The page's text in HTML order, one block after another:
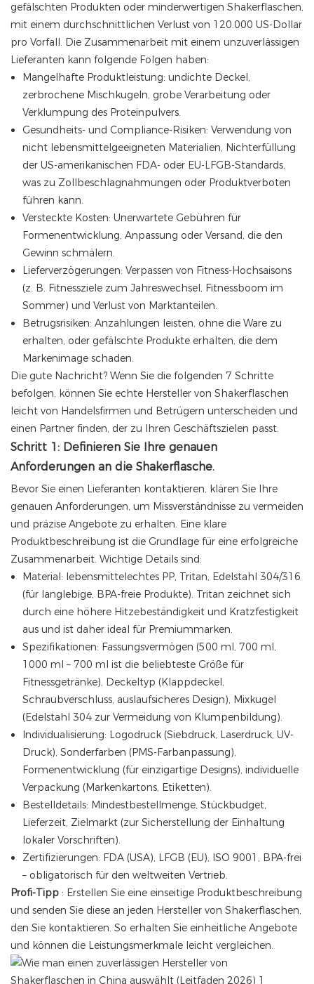
gefälschten Produkten oder minderwertigen Shakerflaschen,
mit einem durchschnittlichen Verlust von 120.000 US-Dollar
pro Vorfall. Die Zusammenarbeit mit einem unzuverlässigen
Lieferanten kann folgende Folgen haben:
Mangelhafte Produktleistung: undichte Deckel,
zerbrochene Mischkugeln, grobe Verarbeitung oder
Verklumpung des Proteinpulvers.
Gesundheits- und Compliance-Risiken: Verwendung von
nicht lebensmittelgeeigneten Materialien, Nichterfüllung
der US-amerikanischen FDA- oder EU-LFGB-Standards,
was zu Zollbeschlagnahmungen oder Produktverboten
führen kann.
Versteckte Kosten: Unerwartete Gebühren für
Formenentwicklung, Anpassung oder Versand, die den
Gewinn schmälern.
Lieferverzögerungen: Verpassen von Fitness-Hochsaisons
(z. B. Fitnessziele zum Jahreswechsel, Fitnessboom im
Sommer) und Verlust von Marktanteilen.
Betrugsrisiken: Anzahlungen leisten, ohne die Ware zu
erhalten, oder gefälschte Produkte erhalten, die dem
Markenimage schaden.
Die gute Nachricht? Wenn Sie die folgenden 7 Schritte
befolgen, können Sie echte Hersteller von Shakerflaschen
leicht von Handelsfirmen und Betrügern unterscheiden und
einen Partner finden, der zu Ihren Geschäftszielen passt.
Schritt 1: Definieren Sie Ihre genauen
Anforderungen an die Shakerflasche.
Bevor Sie einen Lieferanten kontaktieren, klären Sie Ihre
genauen Anforderungen, um Missverständnisse zu vermeiden
und präzise Angebote zu erhalten. Eine klare
Produktbeschreibung ist die Grundlage für eine erfolgreiche
Zusammenarbeit. Wichtige Details sind:
Material: lebensmittelechtes PP, Tritan, Edelstahl 304/316
(für langlebige, BPA-freie Produkte). Tritan zeichnet sich
durch eine höhere Hitzebeständigkeit und Kratzfestigkeit
aus und ist daher ideal für Premiummarken.
Spezifikationen: Fassungsvermögen (500 ml, 700 ml,
1000 ml – 700 ml ist die beliebteste Größe für
Fitnessgetränke), Deckeltyp (Klappdeckel,
Schraubverschluss, auslaufsicheres Design), Mixkugel
(Edelstahl 304 zur Vermeidung von Klumpenbildung).
Individualisierung: Logodruck (Siebdruck, Laserdruck, UV-
Druck), Sonderfarben (PMS-Farbanpassung),
Formenentwicklung (für einzigartige Designs), individuelle
Verpackung (Markenkartons, Etiketten).
Bestelldetails: Mindestbestellmenge, Stückbudget,
Lieferzeit, Zielmarkt (zur Sicherstellung der Einhaltung
lokaler Vorschriften).
Zertifizierungen: FDA (USA), LFGB (EU), ISO 9001, BPA-frei
– obligatorisch für den weltweiten Vertrieb.
Profi-Tipp : Erstellen Sie eine einseitige Produktbeschreibung
und senden Sie diese an jeden Hersteller von Shakerflaschen,
den Sie kontaktieren. So erhalten Sie einheitliche Angebote
und können die Leistungsmerkmale leicht vergleichen.